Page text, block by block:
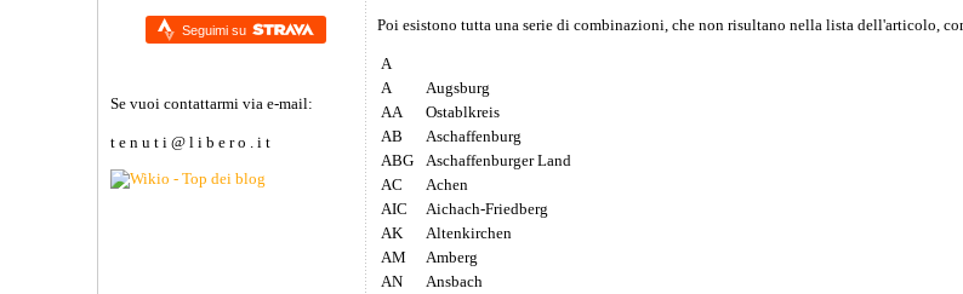
Seguimi su
Se vuoi contattarmi via e-mail:
t e n u t i @ l i b e r o . i t
Poi esistono tutta una serie di combinazioni, che non risultano nella lista dell'articolo,
A
A
Augsburg
AA
Ostablkreis
AB
Aschaffenburg
ABG
Aschaffenburger Land
AC
Achen
AIC
Aichach-Friedberg
AK
Altenkirchen
AM
Amberg
AN
Ansbach